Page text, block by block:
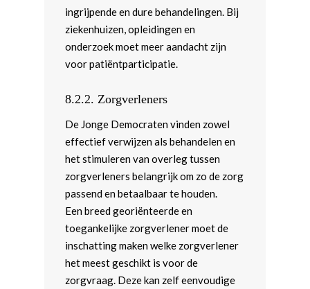
ingrijpende en dure behandelingen. Bij
ziekenhuizen, opleidingen en
onderzoek moet meer aandacht zijn
voor patiëntparticipatie.
8.2.2.Zorgverleners
De Jonge Democraten vinden zowel
effectief verwijzen als behandelen en
het stimuleren van overleg tussen
zorgverleners belangrijk om zo de zorg
passend en betaalbaar te houden.
Een breed georiënteerde en
toegankelijke zorgverlener moet de
inschatting maken welke zorgverlener
het meest geschikt is voor de
zorgvraag. Deze kan zelf eenvoudige
Home
Word actief
Kennismaken met de JD
Agenda
Standpunten
Beginselenprogramma